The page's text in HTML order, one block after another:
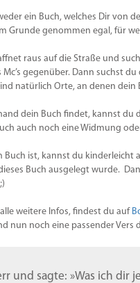
ein Buch, welches Dir von
Grunde genommen egal, für
raus auf die Straße und
gegenüber. Dann suchst
natürlich Orte, an denen
dein Buch findet, kannst
auch noch eine Widmung
Buch ist, kannst du kinderleicht
Buch ausgelegt wurde.
weitere Infos, findest du auf
nun noch eine passender Vers
und sagte: »Was ich dir